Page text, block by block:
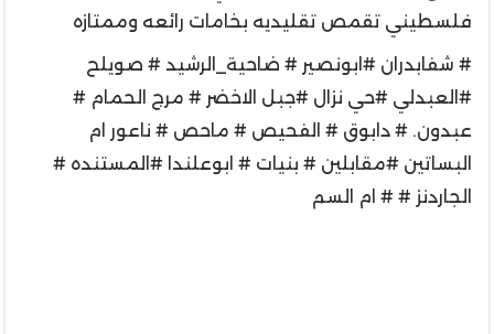
فلسطيني تقمص تقليديه بخامات رائعه وممتازه
# شفابدران #ابونصير # ضاحية_الرشيد # صويلح
#العبدلي #حي نزال #جبل الاخضر # مرج الحمام #
عبدون. # دابوق # الفحيص # ماحص # ناعور ام
البساتين #مقابلين # بنيات # ابوعلندا #المستنده #
الجاردنز # # ام السم